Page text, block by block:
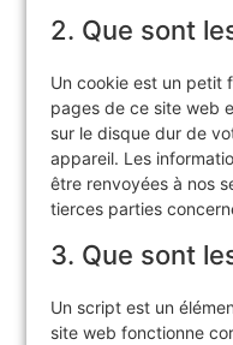
2. Que sont
Un cookie est un petit
pages de ce site web
sur le disque dur de
appareil. Les
être renvoyées à nos
tierces parties
3. Que sont
Un script est un
site web fonctionne